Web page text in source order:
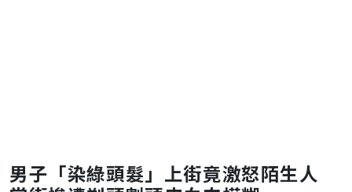
男子「染綠頭髮」上街竟激怒陌生人